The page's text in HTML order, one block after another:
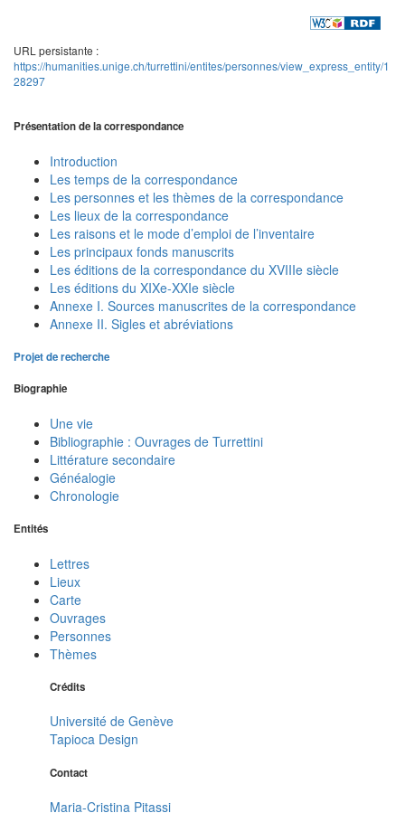
URL persistante :
https://humanities.unige.ch/turrettini/entites/personnes/view_express_entity/1
28297
Présentation de la correspondance
Introduction
Les temps de la correspondance
Les personnes et les thèmes de la correspondance
Les lieux de la correspondance
Les raisons et le mode d’emploi de l’inventaire
Les principaux fonds manuscrits
Les éditions de la correspondance du XVIIIe siècle
Les éditions du XIXe-XXIe siècle
Annexe I. Sources manuscrites de la correspondance
Annexe II. Sigles et abréviations
Projet de recherche
Biographie
Une vie
Bibliographie : Ouvrages de Turrettini
Littérature secondaire
Généalogie
Chronologie
Entités
Lettres
Lieux
Carte
Ouvrages
Personnes
Thèmes
Crédits
Université de Genève
Tapioca Design
Contact
Maria-Cristina Pitassi